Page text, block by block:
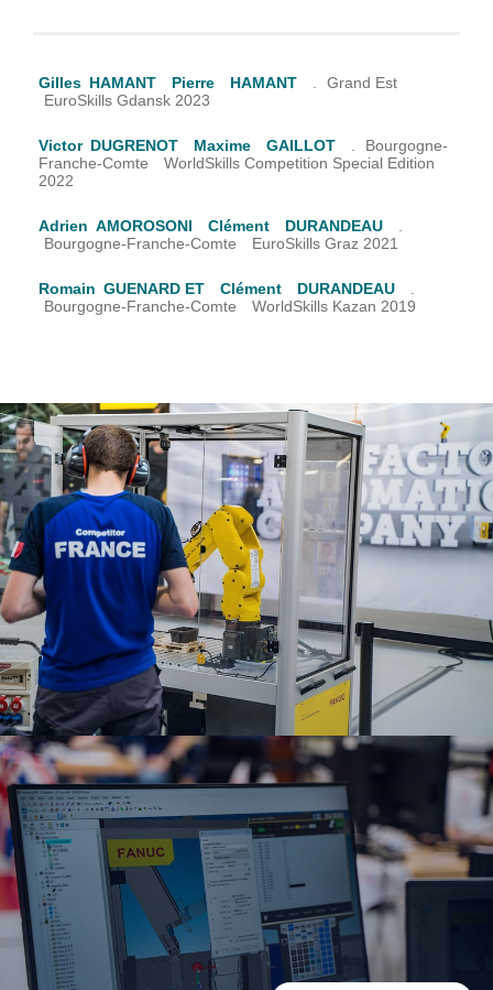
Gilles HAMANT Pierre HAMANT
Grand Est
EuroSkills Gdansk 2023
Victor DUGRENOT Maxime GAILLOT
Bourgogne-
Franche-Comte
WorldSkills Competition Special Edition
2022
Adrien AMOROSONI Clément DURANDEAU
Bourgogne-Franche-Comte
EuroSkills Graz 2021
Romain GUENARD ET Clément DURANDEAU
Bourgogne-Franche-Comte
WorldSkills Kazan 2019